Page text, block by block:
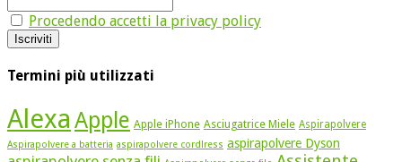
Procedendo accetti la privacy policy
Termini più utilizzati
Alexa Apple Apple iPhone Asciugatrice Miele Aspirapolvere
Aspirapolvere a batteria aspirapolvere cordlress aspirapolvere Dyson